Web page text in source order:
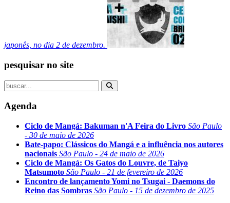
japonês, no dia 2 de dezembro.
pesquisar no site
Agenda
Ciclo de Mangá: Bakuman n'A Feira do Livro São Paulo
- 30 de maio de 2026
Bate-papo: Clássicos do Mangá e a influência nos autores
nacionais São Paulo - 24 de maio de 2026
Ciclo de Mangá: Os Gatos do Louvre, de Taiyo
Matsumoto São Paulo - 21 de fevereiro de 2026
Encontro de lançamento Yomi no Tsugai - Daemons do
Reino das Sombras São Paulo - 15 de dezembro de 2025